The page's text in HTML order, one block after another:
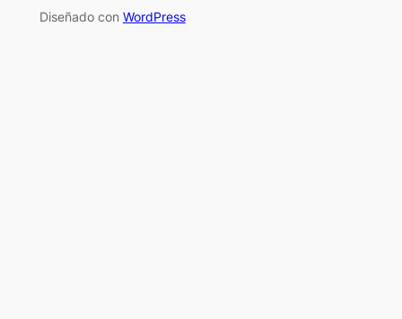
Diseñado con WordPress